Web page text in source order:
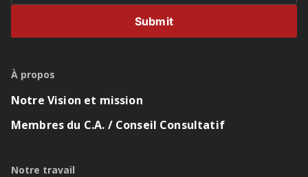
Submit
À propos
Notre Vision et mission
Membres du C.A. / Conseil Consultatif
Notre travail